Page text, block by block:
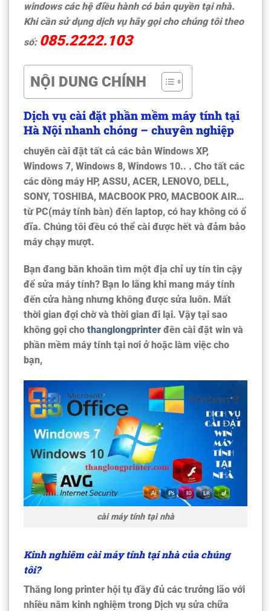
windows các hệ điều hành có bản quyền tại nhà.
Khi cần sử dụng dịch vụ hãy gọi cho chúng tôi theo
số: 085.2222.103
NỘI DUNG CHÍNH
Dịch vụ cài đặt phần mềm máy tính tại
Hà Nội nhanh chóng – chuyên nghiệp
chuyên cài đặt tất cả các bản Windows XP,
Windows 7, Windows 8, Windows 10.. . Cho tất các
các dòng máy HP, ASSU, ACER, LENOVO, DELL,
SONY, TOSHIBA, MACBOOK PRO, MACBOOK AIR…
từ PC(máy tính bàn) đến laptop, có hay không có ổ
đĩa. Chúng tôi đều có thể cài được hết và đảm bảo
máy chạy mượt.
Bạn đang băn khoăn tìm một địa chỉ uy tín tin cậy
để sửa máy tính? Bạn lo lắng khi mang máy tính
đến cửa hàng nhưng không được sửa luôn. Mất
thời gian đợi chờ và thời gian đi lại. Vậy tại sao
không gọi cho thanglongprinter đên cài đặt win và
phần mềm máy tính tại nơi ở hoặc làm việc cho
bạn,
cài máy tính tại nhà
Kinh nghiêm cài máy tính tại nhà của chúng
tôi?
Thăng long printer hội tụ đầy đủ các trưởng lão với
nhiều năm kinh nghiệm trong Dịch vụ sửa chữa